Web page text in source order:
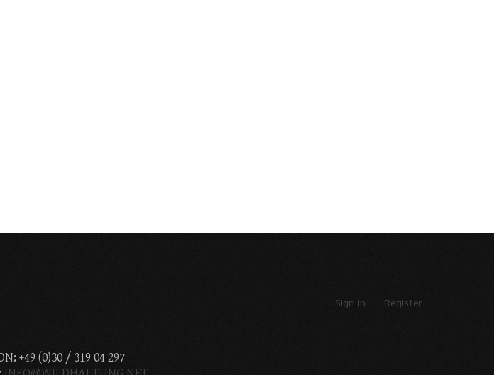
Sign in Register
+49 (0)30 / 319 04 297